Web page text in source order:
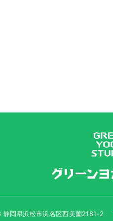
岡県浜松市浜名区西美薗2181-2